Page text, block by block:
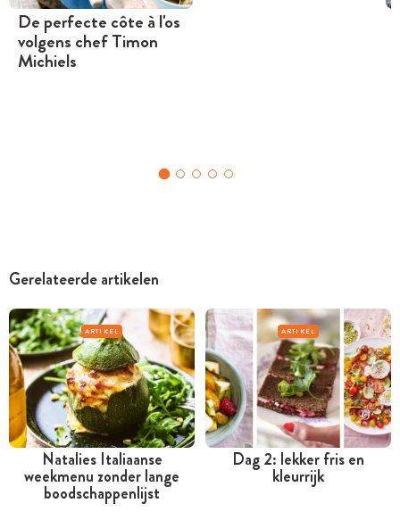
De perfecte côte à l'os
volgens chef Timon
Michiels
Gerelateerde artikelen
ARTIKEL
Natalies Italiaanse
weekmenu zonder lange
boodschappenlijst
ARTIKEL
Dag 2: lekker fris en
kleurrijk